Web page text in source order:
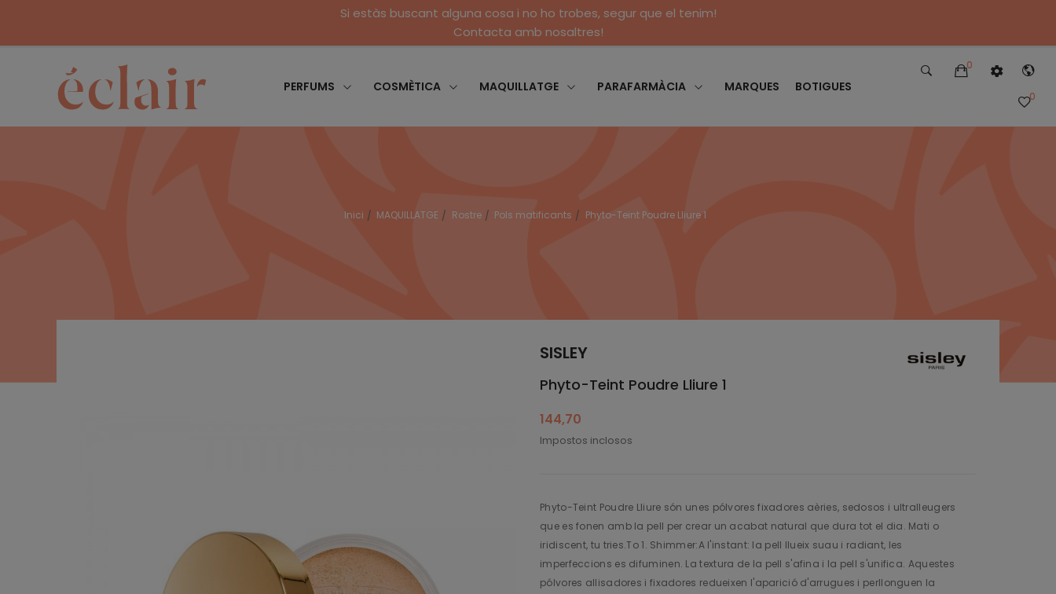
Si estàs buscant alguna cosa i no ho trobes, segur que el tenim!
Contacta amb nosaltres!
PERFUMS COSMÈTICA MAQUILLATGE PARAFARMÀCIA MARQUES BOTIGUES
0
0
Inici MAQUILLATGE Rostre Pols matificants Phyto-Teint Poudre Lliure 1
SISLEY
Phyto-Teint Poudre Lliure 1
144,70
Impostos inclosos
Phyto-Teint Poudre Lliure són unes pólvores fixadores aèries, sedosos i ultralleugers
que es fonen amb la pell per crear un acabat natural que dura tot el dia. Mati o
iridiscent, tu tries.To 1. Shimmer:A l'instant: la pell llueix suau i radiant, les
imperfeccions es difuminen. La textura de la pell s'afina i la pell s'unifica. Aquestes
pólvores allisadores i fixadores redueixen l'aparició d'arrugues i perllonguen la